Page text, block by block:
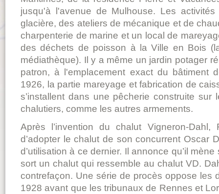
jusqu'à l'avenue de Mulhouse. Les
glacière, des ateliers de mécanique et de
charpenterie de marine et un local de
des déchets de poisson à la Ville en Bois
médiathèque). Il y a même un jardin potager
patron, à l'emplacement exact du bâtiment
1926, la partie mareyage et fabrication de
s’installent dans une pêcherie construite
chalutiers, comme les autres armements.
Après l’invention du chalut Vigneron-Dahl,
d’adopter le chalut de son concurrent Oscar
d’utilisation à ce dernier. Il annonce qu’il
sort un chalut qui ressemble au chalut VD.
contrefaçon. Une série de procès oppose les
1928 avant que les tribunaux de Rennes et